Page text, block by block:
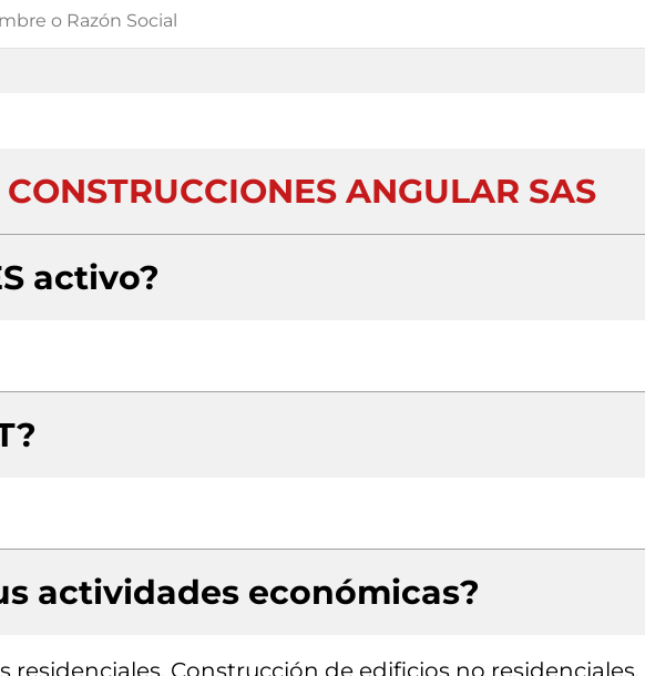
ANGULAR SAS
activo?
actividades económicas?
residenciales, Construcción de edificios no residenciales,